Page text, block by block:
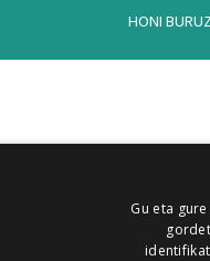
HONI BURUZ
Gu eta